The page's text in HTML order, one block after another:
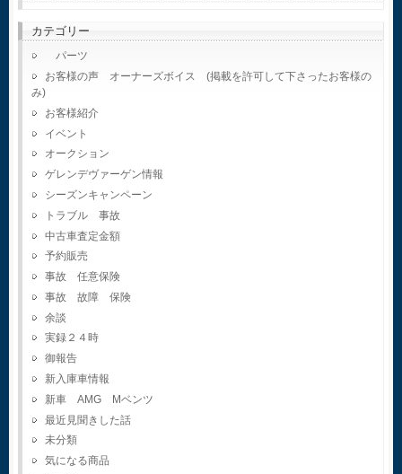
カテゴリー
パーツ
お客様の声 オーナーズボイス (掲載を許可して下さったお客様の
み)
お客様紹介
イベント
オークション
ゲレンデヴァーゲン情報
シーズンキャンペーン
トラブル 事故
中古車査定金額
予約販売
事故 任意保険
事故 故障 保険
余談
実録２４時
御報告
新入庫車情報
新車 AMG Mベンツ
最近見聞きした話
未分類
気になる商品